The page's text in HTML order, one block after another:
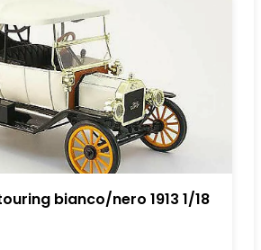
bianco/nero 1913 1/18